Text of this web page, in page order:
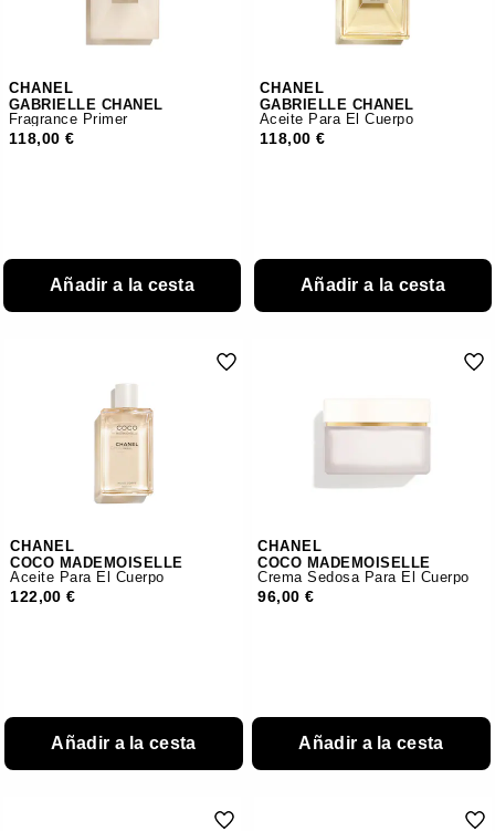
CHANEL
GABRIELLE CHANEL
Fragrance Primer
118,00 €
Añadir a la cesta
CHANEL
GABRIELLE CHANEL
Aceite Para El Cuerpo
118,00 €
Añadir a la cesta
CHANEL
COCO MADEMOISELLE
Aceite Para El Cuerpo
122,00 €
Añadir a la cesta
CHANEL
COCO MADEMOISELLE
Crema Sedosa Para El Cuerpo
96,00 €
Añadir a la cesta